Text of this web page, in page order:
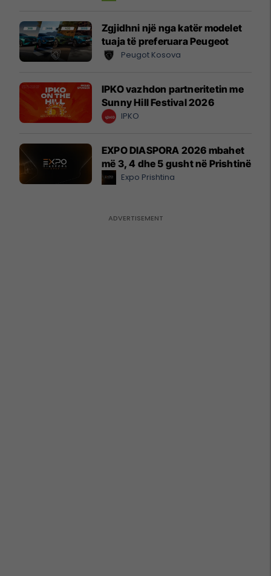
Zgjidhni një nga katër modelet
tuaja të preferuara Peugeot
Peugot Kosova
IPKO vazhdon partneritetin me
Sunny Hill Festival 2026
IPKO
EXPO DIASPORA 2026 mbahet
më 3, 4 dhe 5 gusht në Prishtinë
Expo Prishtina